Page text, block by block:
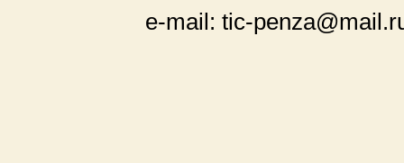
e-mail: tic-